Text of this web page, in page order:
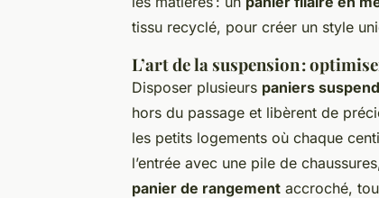
tissu recyclé, pour créer un style
L’art de la suspension :
Disposer plusieurs paniers
hors du passage et libèrent de
les petits logements où chaque
l’entrée avec une pile de
panier de rangement accroché,